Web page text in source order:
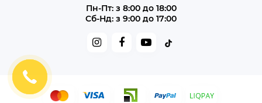
Пн-Пт: з 8:00 до 18:00
Сб-Нд: з 9:00 до 17:00